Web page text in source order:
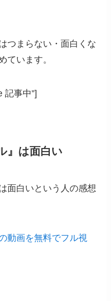
つまらない・面白くな
ています。
記事中”]
』は面白い
面白いという人の感想
動画を無料でフル視